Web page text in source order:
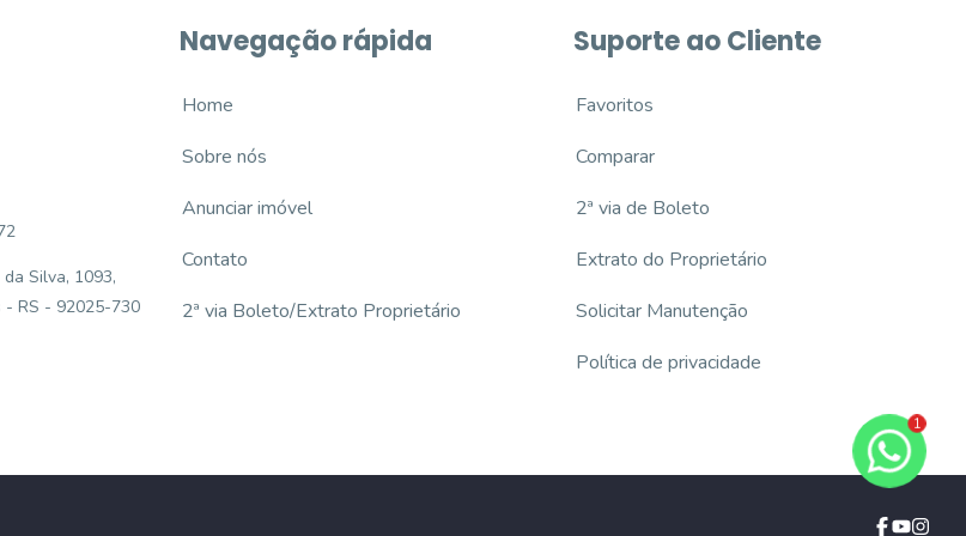
Silva, 1093,
- RS - 92025-730
Navegação rápida
Home
Sobre nós
Anunciar imóvel
Contato
2ª via Boleto/Extrato Proprietário
Suporte ao Cliente
Favoritos
Comparar
2ª via de Boleto
Extrato do Proprietário
Solicitar Manutenção
Política de privacidade
1